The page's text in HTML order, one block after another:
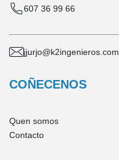
607 36 99 66
jjurjo@k2ingenieros.com
COÑECENOS
Quen somos
Contacto